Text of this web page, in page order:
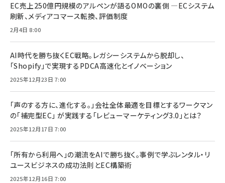
EC売上250億円規模のアルペンが語るOMOの裏側 ―ECシステム
刷新、メディアコマース転換、評価制度
2月4日 8:00
AI時代を勝ち抜くEC戦略。レガシーシステムから脱却し、
「Shopify」で実現するPDCA高速化とイノベーション
2025年12月23日 7:00
「声のする方に、進化する。」会社全体最適を目標とするワークマン
の「補完型EC」 が実践する「レビューマーケティング3.0」とは？
2025年12月17日 7:00
「所有から利用へ」の潮流をAIで勝ち抜く。事例で学ぶレンタル・リ
ユースビジネスの成功法則とEC構築術
2025年12月16日 7:00